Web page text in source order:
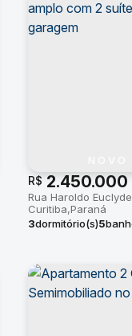
R$ 2.450.000
Rua Haroldo
Curitiba Paraná
3dormitório(s)5